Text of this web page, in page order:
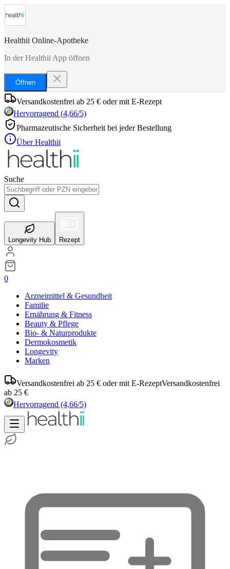
Healthii Online-Apotheke
In der Healthii App öffnen
Öffnen
Versandkostenfrei ab 25 € oder mit E-Rezept
Hervorragend (4,66/5)
Pharmazeutische Sicherheit bei jeder Bestellung
Über Healthii
Suche
Longevity Hub Rezept
0
Arzneimittel & Gesundheit
Familie
Ernährung & Fitness
Beauty & Pflege
Bio- & Naturprodukte
Dermokosmetik
Longevity
Marken
Versandkostenfrei ab 25 € oder mit E-RezeptVersandkostenfrei
ab 25 €
Hervorragend (4,66/5)